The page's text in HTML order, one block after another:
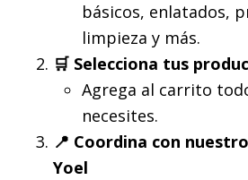
básicos, enlatados,
limpieza y más.
🛒 Selecciona tus
Agrega al carrito
necesites.
📍 Coordina con
Yoel